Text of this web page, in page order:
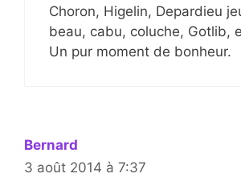
Choron, Higelin, Depardieu
beau, cabu, coluche, Gotlib,
Un pur moment de bonheur.
Bernard
3 août 2014 à 7:37